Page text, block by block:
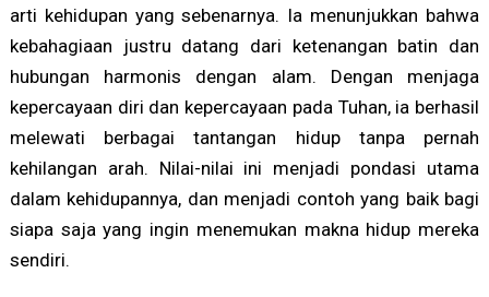
arti kehidupan yang sebenarnya. Ia menunjukkan bahwa
kebahagiaan justru datang dari ketenangan batin dan
hubungan harmonis dengan alam. Dengan menjaga
kepercayaan diri dan kepercayaan pada Tuhan, ia berhasil
melewati berbagai tantangan hidup tanpa pernah
kehilangan arah. Nilai-nilai ini menjadi pondasi utama
dalam kehidupannya, dan menjadi contoh yang baik bagi
siapa saja yang ingin menemukan makna hidup mereka
sendiri.